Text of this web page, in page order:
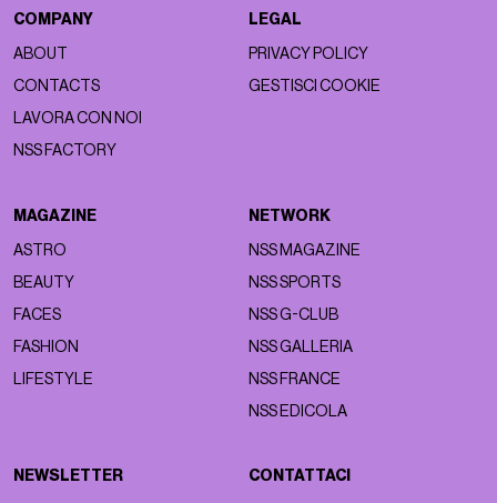
COMPANY
ABOUT
CONTACTS
LAVORA CON NOI
NSS FACTORY
LEGAL
PRIVACY POLICY
GESTISCI COOKIE
MAGAZINE
ASTRO
BEAUTY
FACES
FASHION
LIFESTYLE
NETWORK
NSS MAGAZINE
NSS SPORTS
NSS G-CLUB
NSS GALLERIA
NSS FRANCE
NSS EDICOLA
NEWSLETTER CONTATTACI